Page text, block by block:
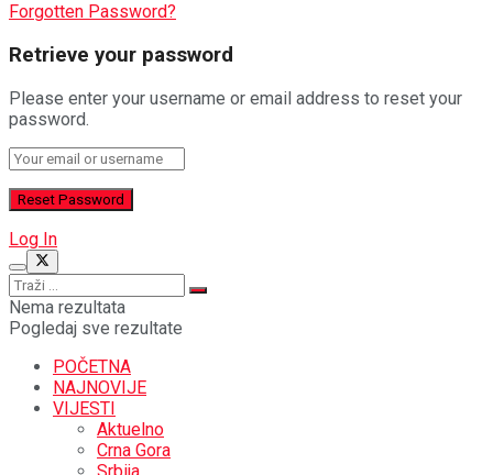
Forgotten Password?
Retrieve your password
Please enter your username or email address to reset your
password.
Log In
Nema rezultata
Pogledaj sve rezultate
POČETNA
NAJNOVIJE
VIJESTI
Aktuelno
Crna Gora